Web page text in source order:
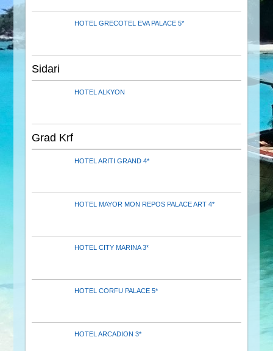
HOTEL GRECOTEL EVA PALACE 5*
Sidari
HOTEL ALKYON
Grad Krf
HOTEL ARITI GRAND 4*
HOTEL MAYOR MON REPOS PALACE ART 4*
HOTEL CITY MARINA 3*
HOTEL CORFU PALACE 5*
HOTEL ARCADION 3*